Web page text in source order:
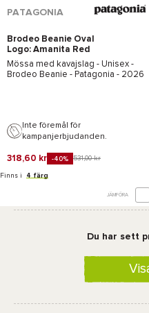
PATAGONIA
Brodeo Beanie Oval
Logo: Amanita Red
Mössa med kavajslag - Unisex -
Brodeo Beanie - Patagonia - 2026
Inte föremål för
kampanjerbjudanden.
318,60 kr -40% 531,00 kr
Finns i 4 färg
JÄMFÖRA
Du har sett